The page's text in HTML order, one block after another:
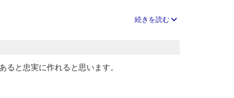
続きを読む
と忠実に作れると思います。